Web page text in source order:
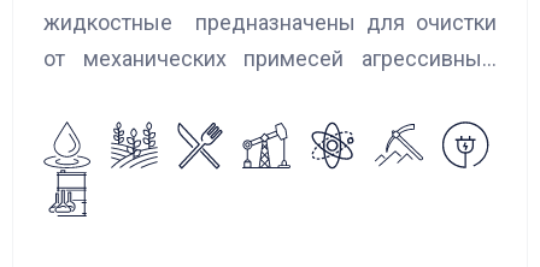
жидкостные предназначены для очистки
от механических примесей агрессивных,
и суспензий. Фильтры устанавливаются
на всасывающих линиях дозировочных
насосных агрегатов и установок.